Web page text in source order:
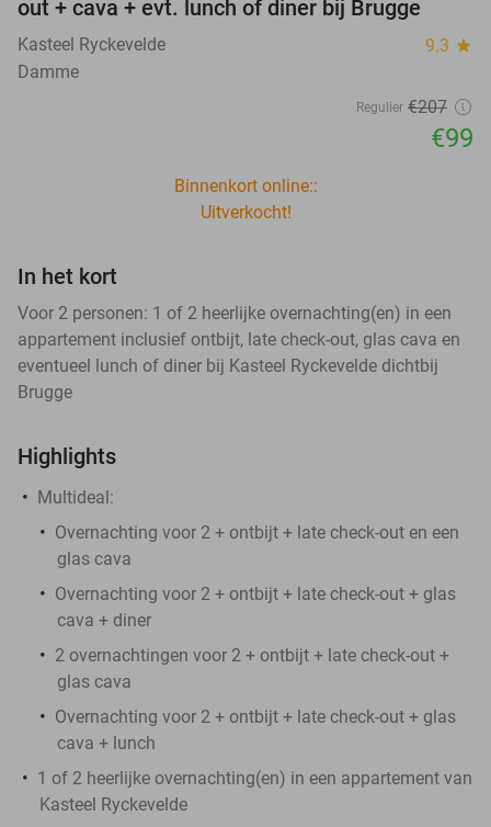
out + cava + evt. lunch of diner bij Brugge
Kasteel Ryckevelde 9.3 star
Damme
Regulier €207
€99
Binnenkort online::
Uitverkocht!
In het kort
Voor 2 personen: 1 of 2 heerlijke overnachting(en) in een
appartement inclusief ontbijt, late check-out, glas cava en
eventueel lunch of diner bij Kasteel Ryckevelde dichtbij
Brugge
Highlights
Multideal:
Overnachting voor 2 + ontbijt + late check-out en een
glas cava
Overnachting voor 2 + ontbijt + late check-out + glas
cava + diner
2 overnachtingen voor 2 + ontbijt + late check-out +
glas cava
Overnachting voor 2 + ontbijt + late check-out + glas
cava + lunch
1 of 2 heerlijke overnachting(en) in een appartement van
Kasteel Ryckevelde